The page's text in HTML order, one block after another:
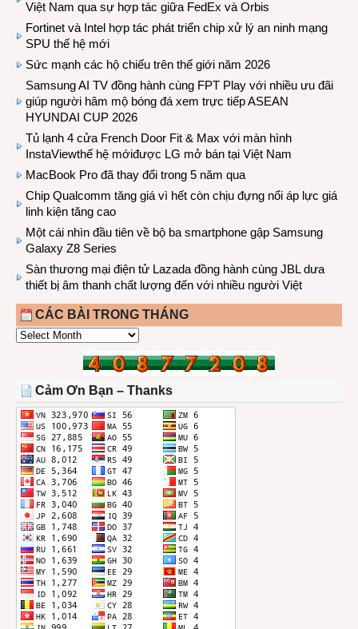
Việt Nam qua sự hợp tác giữa FedEx và Orbis
Fortinet và Intel hợp tác phát triển chip xử lý an ninh mạng
SPU thế hệ mới
Sức mạnh các hộ chiếu trên thế giới năm 2026
Samsung AI TV đồng hành cùng FPT Play với nhiều ưu đãi
giúp người hâm mộ bóng đá xem trực tiếp ASEAN
HYUNDAI CUP 2026
Tủ lạnh 4 cửa French Door Fit & Max với màn hình
InstaViewthế hệ mớiđược LG mở bán tại Việt Nam
MacBook Pro đã thay đổi trong 5 năm qua
Chip Qualcomm tăng giá vì hết còn chịu đựng nổi áp lực giá
linh kiện tăng cao
Một cái nhìn đầu tiên về bộ ba smartphone gập Samsung
Galaxy Z8 Series
Sàn thương mại điện tử Lazada đồng hành cùng JBL dưa
thiết bị âm thanh chất lượng đến với nhiều người Việt
CÁC BÀI TRONG THÁNG
CÁC
THÁNG
Cảm Ơn Bạn – Thanks